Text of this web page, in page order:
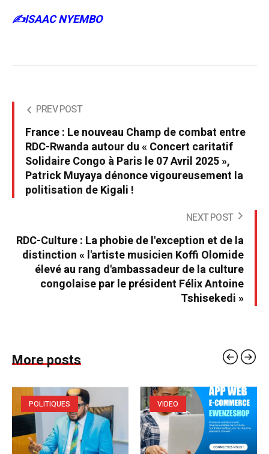
✍️ISAAC NYEMBO
PREV POST
France : Le nouveau Champ de combat entre
RDC-Rwanda autour du « Concert caritatif
Solidaire Congo à Paris le 07 Avril 2025 »,
Patrick Muyaya dénonce vigoureusement la
politisation de Kigali !
NEXT POST
RDC-Culture : La phobie de l'exception et de la
distinction « l'artiste musicien Koffi Olomide
élevé au rang d'ambassadeur de la culture
congolaise par le président Félix Antoine
Tshisekedi »
More posts
POLITIQUES VIDEO